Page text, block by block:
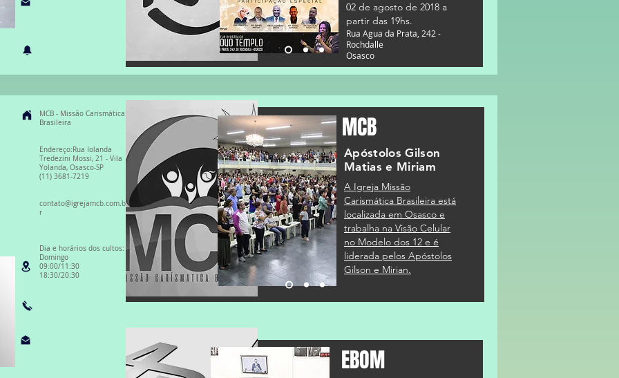
MCB - Missão Carismática
Brasileira
Endereço:Rua Iolanda
Tredezini Mossi, 21 - Vila
Yolanda, Osasco-SP
(11) 3681-7219
contato@igrejamcb.com.b
r
Dia e horários dos cultos:
Domingo
09:00/11:30
18:30/20:30
02 de agosto de 2018 a
partir das 19hs.
Rua Agua da Prata, 242 -
Rochdalle
Osasco
MCB
Apóstolos Gilson
Matias e Miriam
A Igreja Missão
Carismática Brasileira está
localizada em Osasco e
trabalha na Visão Celular
no Modelo dos 12 e é
liderada pelos Apóstolos
Gilson e Mirian.
EBOM